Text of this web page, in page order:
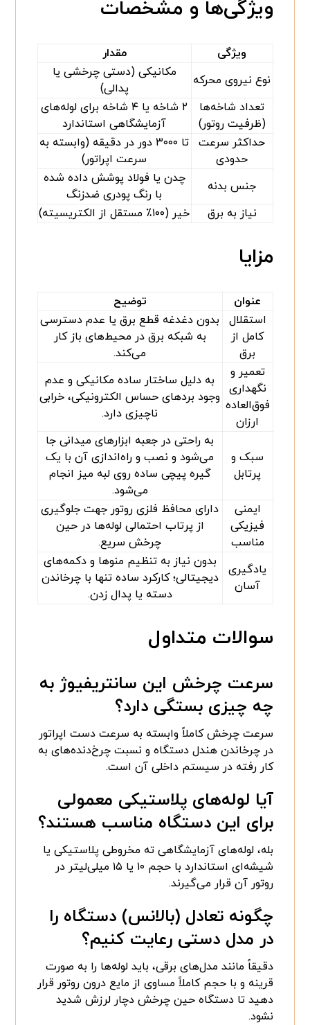
ویژگی‌ها و مشخصات
ویژگی
مقدار
نوع نیروی محرکه
مکانیکی (دستی چرخشی یا
پدالی)
تعداد شاخه‌ها
(ظرفیت روتور)
۲ شاخه یا ۴ شاخه برای لوله‌های
آزمایشگاهی استاندارد
حداکثر سرعت
حدودی
تا ۳۰۰۰ دور در دقیقه (وابسته به
سرعت اپراتور)
جنس بدنه
چدن یا فولاد پوشش داده شده
با رنگ پودری ضدزنگ
نیاز به برق
خیر (۱۰۰٪ مستقل از الکتریسیته)
مزایا
عنوان
توضیح
استقلال
کامل از
برق
بدون دغدغه قطع برق یا عدم دسترسی
به شبکه برق در محیط‌های باز کار
می‌کند.
تعمیر و
نگهداری
فوق‌العاده
ارزان
به دلیل ساختار ساده مکانیکی و عدم
وجود بردهای حساس الکترونیکی، خرابی
ناچیزی دارد.
سبک و
پرتابل
به راحتی در جعبه ابزارهای میدانی جا
می‌شود و نصب و راه‌اندازی آن با یک
گیره پیچی ساده روی لبه میز انجام
می‌شود.
ایمنی
فیزیکی
مناسب
دارای محافظ فلزی روتور جهت جلوگیری
از پرتاب احتمالی لوله‌ها در حین
چرخش سریع.
یادگیری
آسان
بدون نیاز به تنظیم منوها و دکمه‌های
دیجیتالی؛ کارکرد ساده تنها با چرخاندن
دسته یا پدال زدن.
سوالات متداول
سرعت چرخش این سانتریفیوژ به
چه چیزی بستگی دارد؟
سرعت چرخش کاملاً وابسته به سرعت دست اپراتور
در چرخاندن هندل دستگاه و نسبت چرخ‌دنده‌های به
کار رفته در سیستم داخلی آن است.
آیا لوله‌های پلاستیکی معمولی
برای این دستگاه مناسب هستند؟
بله، لوله‌های آزمایشگاهی ته مخروطی پلاستیکی یا
شیشه‌ای استاندارد با حجم ۱۰ یا ۱۵ میلی‌لیتر در
روتور آن قرار می‌گیرند.
چگونه تعادل (بالانس) دستگاه را
در مدل دستی رعایت کنیم؟
دقیقاً مانند مدل‌های برقی، باید لوله‌ها را به صورت
قرینه و با حجم کاملاً مساوی از مایع درون روتور قرار
دهید تا دستگاه حین چرخش دچار لرزش شدید
نشود.